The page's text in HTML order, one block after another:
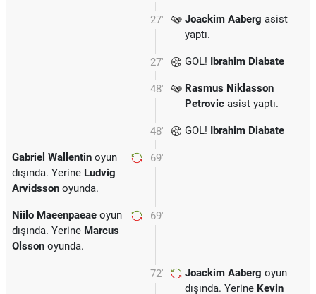
27' Joackim Aaberg asist
yaptı.
27' GOL! Ibrahim Diabate
48'
Rasmus Niklasson
Petrovic asist yaptı.
48' GOL! Ibrahim Diabate
69'
Gabriel Wallentin oyun
dışında. Yerine Ludvig
Arvidsson oyunda.
69'
Niilo Maeenpaeae oyun
dışında. Yerine Marcus
Olsson oyunda.
72' Joackim Aaberg oyun
dışında. Yerine Kevin